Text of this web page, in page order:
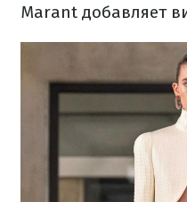
Marant добавляет